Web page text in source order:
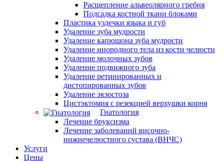
Расщепление альвеолярного гребня
Подсадка костной ткани блоками
Пластика уздечки языка и губ
Удаление зуба мудрости
Удаление капюшона зуба мудрости
Удаление инородного тела из кости челюсти
Удаление молочных зубов
Удаление подвижного зуба
Удаление ретинированных и
дистопированных зубов
Удаление экзостоза
Цистэктомия с резекцией верхушки корня
Гнатология
Лечение бруксизма
Лечение заболеваний височно-
нижнечелюстного сустава (ВНЧС)
Услуги
Цены